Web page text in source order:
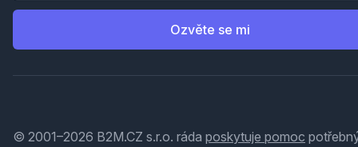
Ozvěte se mi
© 2001–2026 B2M.CZ s.r.o. ráda poskytuje pomoc